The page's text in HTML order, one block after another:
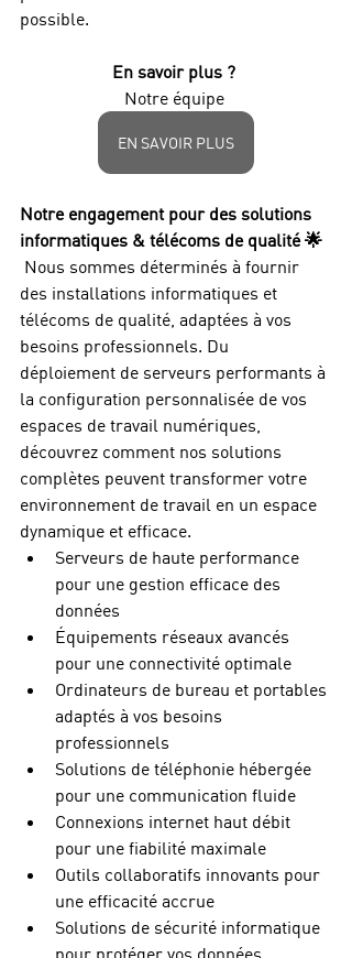
possible.
En savoir plus ?
Notre équipe
EN SAVOIR PLUS
Notre engagement pour des solutions
informatiques & télécoms de qualité 🌟
des installations informatiques et
télécoms de qualité, adaptées à vos
besoins professionnels. Du
déploiement de serveurs performants à
la configuration personnalisée de vos
espaces de travail numériques,
découvrez comment nos solutions
complètes peuvent transformer votre
environnement de travail en un espace
dynamique et efficace.
Serveurs de haute performance
pour une gestion efficace des
données
Équipements réseaux avancés
pour une connectivité optimale
Ordinateurs de bureau et portables
adaptés à vos besoins
professionnels
Solutions de téléphonie hébergée
pour une communication fluide
Connexions internet haut débit
pour une fiabilité maximale
Outils collaboratifs innovants pour
une efficacité accrue
Solutions de sécurité informatique
pour protéger vos données